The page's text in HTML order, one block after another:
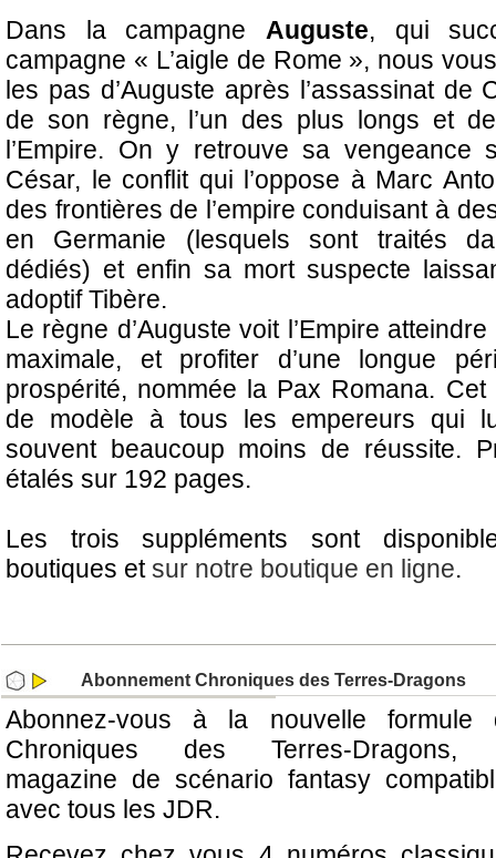
Dans la campagne Auguste, qui
campagne « L’aigle de Rome », nous
les pas d’Auguste après l’assassinat de
de son règne, l’un des plus longs et
l’Empire. On y retrouve sa vengeance
César, le conflit qui l’oppose à Marc
des frontières de l’empire conduisant à
en Germanie (lesquels sont traités
dédiés) et enfin sa mort suspecte
adoptif Tibère.
Le règne d’Auguste voit l’Empire
maximale, et profiter d’une longue
prospérité, nommée la Pax Romana.
de modèle à tous les empereurs qui
souvent beaucoup moins de réussite.
étalés sur 192 pages.
Les trois suppléments sont
boutiques etsur notre boutique en ligne.
Abonnement Chroniques des Terres-Dragons
Abonnez-vous à la nouvelle formule
Chroniques des Terres-Dragons,
magazine de scénario fantasy
avec tous les JDR.